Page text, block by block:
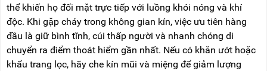
thể khiến họ đối mặt trực tiếp với luồng khói nóng và khí
độc. Khi gặp cháy trong không gian kín, việc ưu tiên hàng
đầu là giữ bình tĩnh, cúi thấp người và nhanh chóng di
chuyển ra điểm thoát hiểm gần nhất. Nếu có khăn ướt hoặc
khẩu trang lọc, hãy che kín mũi và miệng để giảm lượng